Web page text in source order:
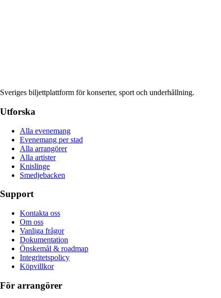
Sveriges biljettplattform för konserter, sport och underhållning.
Utforska
Alla evenemang
Evenemang per stad
Alla arrangörer
Alla artister
Knislinge
Smedjebacken
Support
Kontakta oss
Om oss
Vanliga frågor
Dokumentation
Önskemål & roadmap
Integritetspolicy
Köpvillkor
För arrangörer